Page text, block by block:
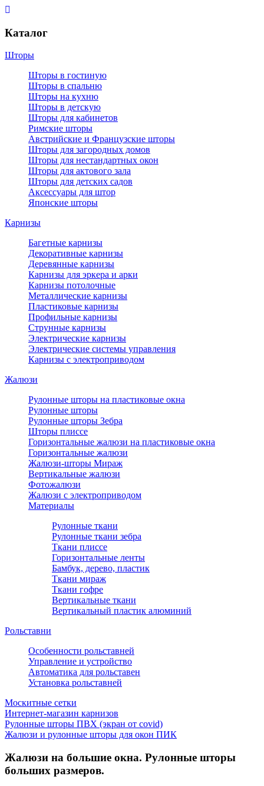
Каталог
Шторы
Шторы в гостиную
Шторы в спальню
Шторы на кухню
Шторы в детскую
Шторы для кабинетов
Римские шторы
Австрийские и Французские шторы
Шторы для загородных домов
Шторы для нестандартных окон
Шторы для актового зала
Шторы для детских садов
Аксессуары для штор
Японские шторы
Карнизы
Багетные карнизы
Декоративные карнизы
Деревянные карнизы
Карнизы для эркера и арки
Карнизы потолочные
Металлические карнизы
Пластиковые карнизы
Профильные карнизы
Струнные карнизы
Электрические карнизы
Электрические системы управления
Карнизы с электроприводом
Жалюзи
Рулонные шторы на пластиковые окна
Рулонные шторы
Рулонные шторы Зебра
Шторы плиссе
Горизонтальные жалюзи на пластиковые окна
Горизонтальные жалюзи
Жалюзи-шторы Мираж
Вертикальные жалюзи
Фотожалюзи
Жалюзи с электроприводом
Материалы
Рулонные ткани
Рулонные ткани зебра
Ткани плиссе
Горизонтальные ленты
Бамбук, дерево, пластик
Ткани мираж
Ткани гофре
Вертикальные ткани
Вертикальный пластик алюминий
Рольставни
Особенности рольставней
Управление и устройство
Автоматика для рольставен
Установка рольставней
Москитные сетки
Интернет-магазин карнизов
Рулонные шторы ПВХ (экран от covid)
Жалюзи и рулонные шторы для окон ПИК
Жалюзи на большие окна. Рулонные шторы
больших размеров.